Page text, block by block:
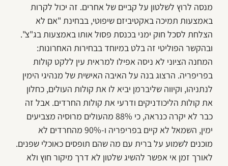
מנסה לרוץ לשלטון על קביים של אחרים. זה יכול לקרות
באמצעות תמיכה באקטיביזם שיפוטי, בבחינת "אם לא
הצלחת לסכל חוק ימני בכנסת פסול אותו באמצעות בג"צ".
ובהקשר הפוליטי זה בלט במיוחד בבחירות האחרונות:
המחנה הציוני לא ניסה אפילו למראית עין ללקט קולות
בפריפריה. הרצוג בנה על האיבה האישית של מנהיגי הימין
לנתניהו, וקיווה שליברמן יביא לו את קולות העולים, כחלון
את קולות הליכודניקים ודרעי את קולות החרדים. אבל זה
כבר לא יקרה כנראה, כי 88% מהעולים מרוסיה מצביעים
ימין, השמאל לא קיים בפריפריה ו-90% מהחרדים לא
מוכנים לשמוע על ברית עם מה שהם תופסים כאוכלי שפנים.
לאורך זמן אי אפשר להשיג שלטון לא דרך מיקור חוץ ולא